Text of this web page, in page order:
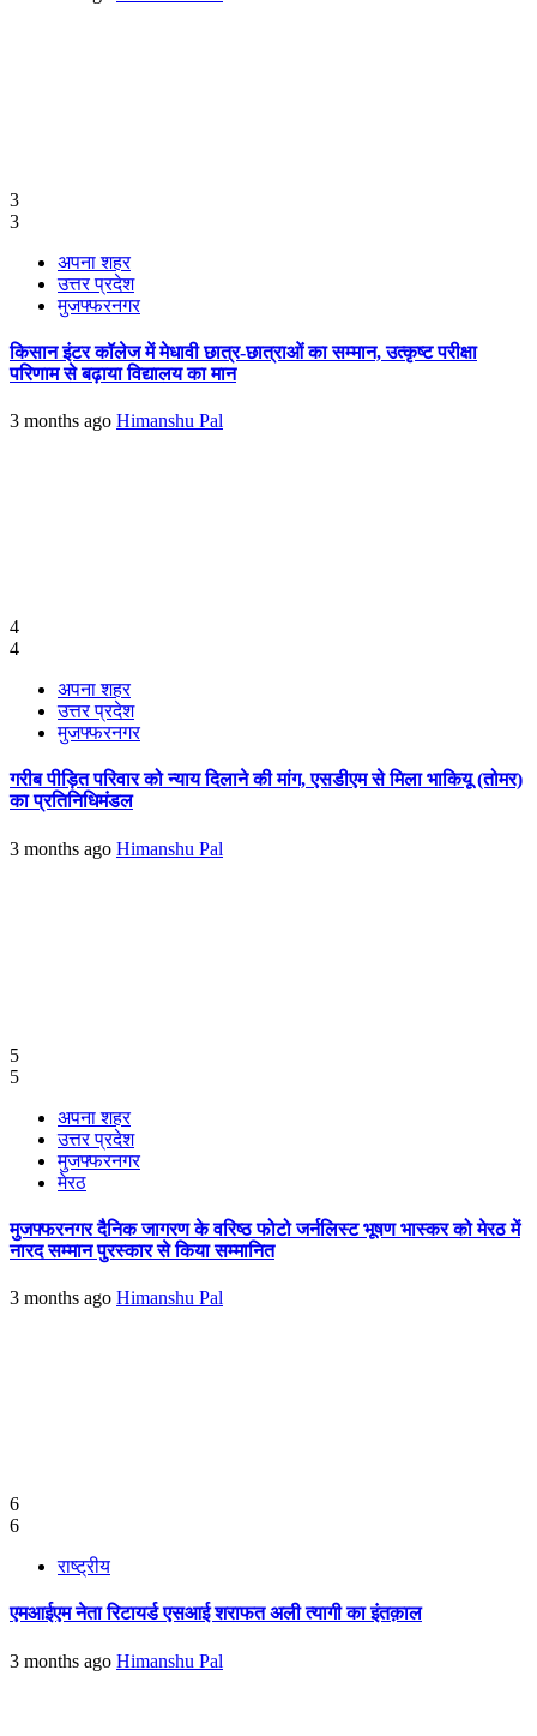
3
3
अपना शहर
उत्तर प्रदेश
मुजफ्फरनगर
किसान इंटर कॉलेज में मेधावी छात्र-छात्राओं का सम्मान, उत्कृष्ट परीक्षा
परिणाम से बढ़ाया विद्यालय का मान
3 months ago Himanshu Pal
4
4
अपना शहर
उत्तर प्रदेश
मुजफ्फरनगर
गरीब पीड़ित परिवार को न्याय दिलाने की मांग, एसडीएम से मिला भाकियू (तोमर)
का प्रतिनिधिमंडल
3 months ago Himanshu Pal
5
5
अपना शहर
उत्तर प्रदेश
मुजफ्फरनगर
मेरठ
मुजफ्फरनगर दैनिक जागरण के वरिष्ठ फोटो जर्नलिस्ट भूषण भास्कर को मेरठ में
नारद सम्मान पुरस्कार से किया सम्मानित
3 months ago Himanshu Pal
6
6
राष्ट्रीय
एमआईएम नेता रिटायर्ड एसआई शराफत अली त्यागी का इंतक़ाल
3 months ago Himanshu Pal